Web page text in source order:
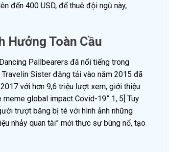
đến 400 USD, để thuê đội ngũ này,
Hưởng Toàn Cầu
Pallbearers đã nổi tiếng trong
Sister đăng tải vào năm 2015 đã
với hơn 9,6 triệu lượt xem, giới thiệu
global impact Covid-19” 1, 5] Tuy
trượt băng bị té với hình ảnh những
nhảy quan tài” mới thực sự bùng nổ, tạo